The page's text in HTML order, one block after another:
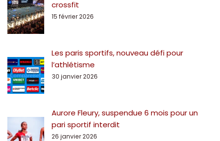
crossfit
15 février 2026
Les paris sportifs, nouveau défi pour
l’athlétisme
30 janvier 2026
Aurore Fleury, suspendue 6 mois pour un
pari sportif interdit
26 janvier 2026